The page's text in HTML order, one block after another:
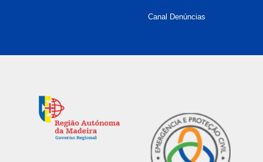
Canal Denúncias